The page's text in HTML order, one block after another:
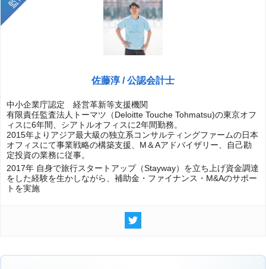
佐藤淳 / 公認会計士
中小企業庁認定 経営革新等支援機関
有限責任監査法人トーマツ（Deloitte Touche Tohmatsu)の東京オフ
ィスに6年間、シアトルオフィスに2年間勤務。
2015年よりアジア最大級の独立系コンサルティングファームの日本
オフィスにて事業戦略の構築支援、M＆Aアドバイザリー、自己勘
定投資の業務に従事。
2017年 自身で旅行スタートアップ（Stayway）を立ち上げ資金調達
をした経験を生かしながら、補助金・ファイナンス・M&Aのサポー
トを実施